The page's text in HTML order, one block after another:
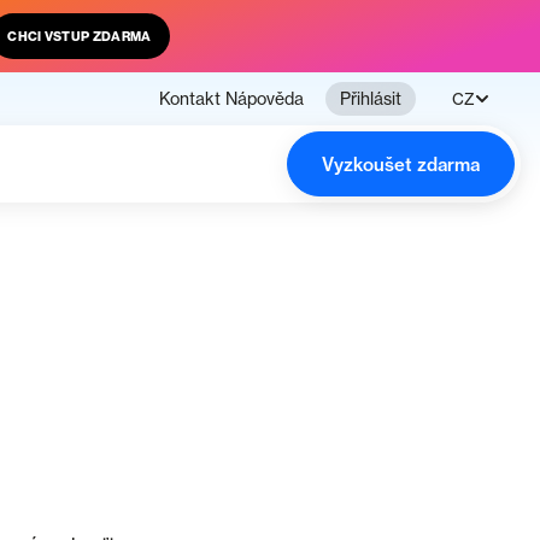
CHCI VSTUP ZDARMA
Kontakt Nápověda Přihlásit CZ
Vyzkoušet zdarma